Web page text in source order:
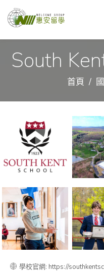
South
首頁
學校官網: https://